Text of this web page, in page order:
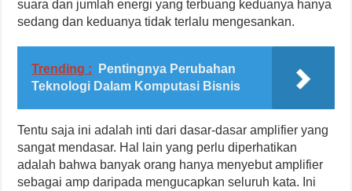
suara dan jumlah energi yang terbuang keduanya hanya
sedang dan keduanya tidak terlalu mengesankan.
Trending :
Pentingnya Perubahan
Teknologi Dalam Komputasi Bisnis
Tentu saja ini adalah inti dari dasar-dasar amplifier yang
sangat mendasar. Hal lain yang perlu diperhatikan
adalah bahwa banyak orang hanya menyebut amplifier
sebagai amp daripada mengucapkan seluruh kata. Ini